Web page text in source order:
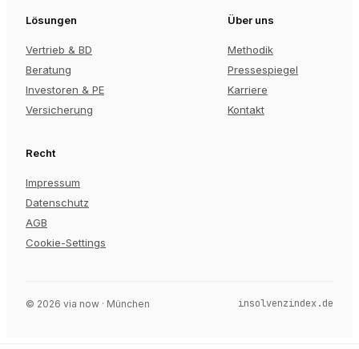
Lösungen
Vertrieb & BD
Beratung
Investoren & PE
Versicherung
Über uns
Methodik
Pressespiegel
Karriere
Kontakt
Recht
Impressum
Datenschutz
AGB
Cookie-Settings
© 2026 via now · München insolvenzindex.de